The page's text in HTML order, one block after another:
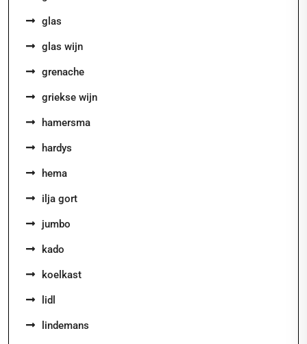
glas
glas wijn
grenache
griekse wijn
hamersma
hardys
hema
ilja gort
jumbo
kado
koelkast
lidl
lindemans